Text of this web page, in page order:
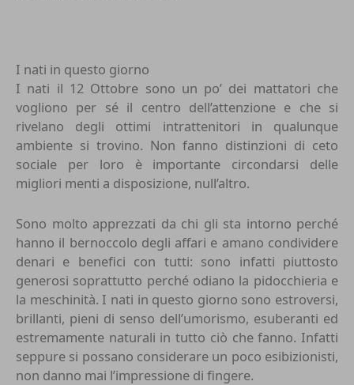
I nati in questo giorno
I nati il 12 Ottobre sono un po’ dei mattatori che
vogliono per sé il centro dell’attenzione e che si
rivelano degli ottimi intrattenitori in qualunque
ambiente si trovino. Non fanno distinzioni di ceto
sociale per loro è importante circondarsi delle
migliori menti a disposizione, null’altro.
Sono molto apprezzati da chi gli sta intorno perché
hanno il bernoccolo degli affari e amano condividere
denari e benefici con tutti: sono infatti piuttosto
generosi soprattutto perché odiano la pidocchieria e
la meschinità. I nati in questo giorno sono estroversi,
brillanti, pieni di senso dell’umorismo, esuberanti ed
estremamente naturali in tutto ciò che fanno. Infatti
seppure si possano considerare un poco esibizionisti,
non danno mai l’impressione di fingere.